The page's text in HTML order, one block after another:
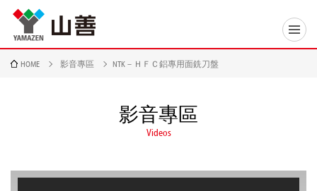
HOME 影音專區 NTK－ＨＦＣ鋁專用面銑刀盤
影音專區
Videos